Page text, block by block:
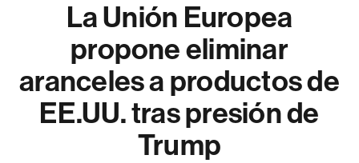
La Unión Europea
propone eliminar
aranceles a productos de
EE.UU. tras presión de
Trump